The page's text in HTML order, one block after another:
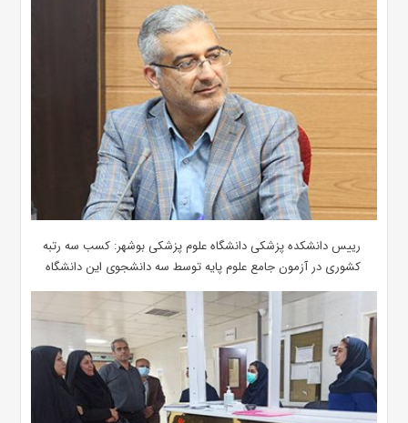
رییس دانشکده پزشکی دانشگاه علوم پزشکی بوشهر: کسب سه رتبه
کشوری در آزمون جامع علوم پایه توسط سه دانشجوی این دانشگاه